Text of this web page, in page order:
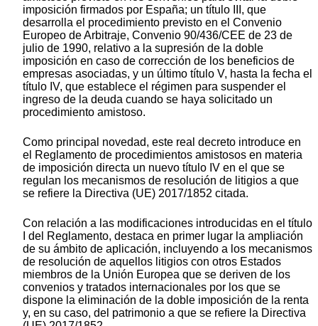
imposición firmados por España; un título III, que
desarrolla el procedimiento previsto en el Convenio
Europeo de Arbitraje, Convenio 90/436/CEE de 23 de
julio de 1990, relativo a la supresión de la doble
imposición en caso de corrección de los beneficios de
empresas asociadas, y un último título V, hasta la fecha el
título IV, que establece el régimen para suspender el
ingreso de la deuda cuando se haya solicitado un
procedimiento amistoso.
Como principal novedad, este real decreto introduce en
el Reglamento de procedimientos amistosos en materia
de imposición directa un nuevo título IV en el que se
regulan los mecanismos de resolución de litigios a que
se refiere la Directiva (UE) 2017/1852 citada.
Con relación a las modificaciones introducidas en el título
I del Reglamento, destaca en primer lugar la ampliación
de su ámbito de aplicación, incluyendo a los mecanismos
de resolución de aquellos litigios con otros Estados
miembros de la Unión Europea que se deriven de los
convenios y tratados internacionales por los que se
dispone la eliminación de la doble imposición de la renta
y, en su caso, del patrimonio a que se refiere la Directiva